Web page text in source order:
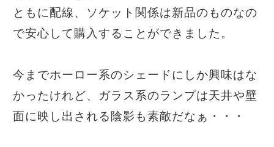
ともに配線、ソケット関係は新品のものなの
で安心して購入することができました。
今までホーロー系のシェードにしか興味はな
かったけれど、ガラス系のランプは天井や壁
面に映し出される陰影も素敵だなぁ・・・